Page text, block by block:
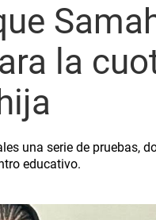
la
una serie de pruebas,
educativo.